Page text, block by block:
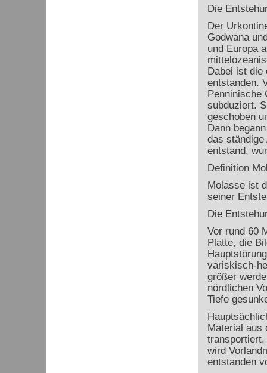
Die
Der
Godwana
und Europa
Dabei ist die
entstanden.
Penninische
subduziert.
geschoben
Dann
das ständige
entstand,
Definition
Molasse ist
seiner
Die
Vor rund 60
Platte, die
variskisch-
größer
nördlichen
Tiefe
Material aus
transportiert.
wird
entstanden